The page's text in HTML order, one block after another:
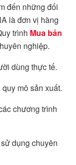
đến những đối
là đơn vị hàng
trình Mua bản
nghiệp.
dùng thực tế.
mô sản xuất.
chương trình
dụng chuyên